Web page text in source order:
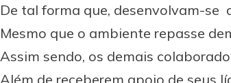
De tal forma que, desenvolvam-se
Mesmo que o ambiente repasse
Assim sendo, os demais
Além de receberem apoio de seus